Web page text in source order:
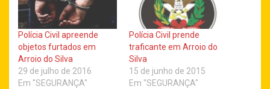
Polícia Civil apreende
objetos furtados em
Arroio do Silva
29 de julho de 2016
Em "SEGURANÇA"
Polícia Civil prende
traficante em Arroio do
Silva
15 de junho de 2015
Em "SEGURANÇA"